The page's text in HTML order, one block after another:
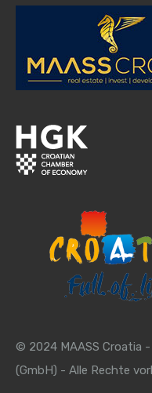
© 2024 MAASS Croatia
(GmbH) - Alle Rechte